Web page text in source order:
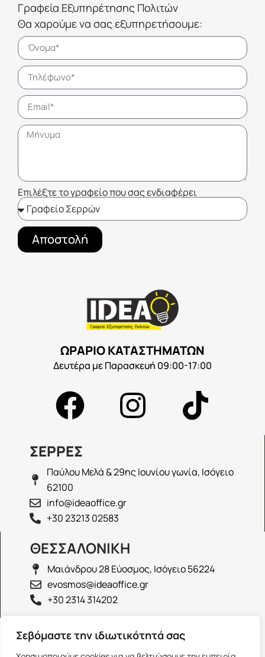
Σεβόμαστε την ιδιωτικότητά σας
Γραφεία Εξυπηρέτησης Πολιτών
Θα χαρούμε να σας εξυπηρετήσουμε:
Επιλέξτε το γραφείο που σας ενδιαφέρει
Αποστολή
ΩΡΑΡΙΟ ΚΑΤΑΣΤΗΜΑΤΩΝ
Δευτέρα με Παρασκευή 09:00-17:00
ΣΕΡΡΕΣ
Παύλου Μελά & 29ης Ιουνίου γωνία, Ισόγειο
62100
info@ideaoffice.gr
+30 23213 02583
ΘΕΣΣΑΛΟΝΙΚΗ
Μαιάνδρου 28 Εύοσμος, Ισόγειο 56224
evosmos@ideaoffice.gr
+30 2314 314202
ΙΩΑΝΝΙΝΑ
Γεώργιου Καραϊσκάκη 38, Ισόγειο 45444